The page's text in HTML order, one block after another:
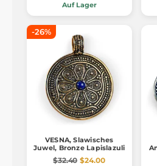
Auf Lager
-26%
VESNA, Slawisches
Juwel, Bronze Lapislazuli
$32.40 $24.00